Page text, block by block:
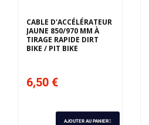
CABLE D'ACCÉLÉRATEUR
JAUNE 850/970 MM À
TIRAGE RAPIDE DIRT
BIKE / PIT BIKE
6,50 €
AJOUTER AU PANIER